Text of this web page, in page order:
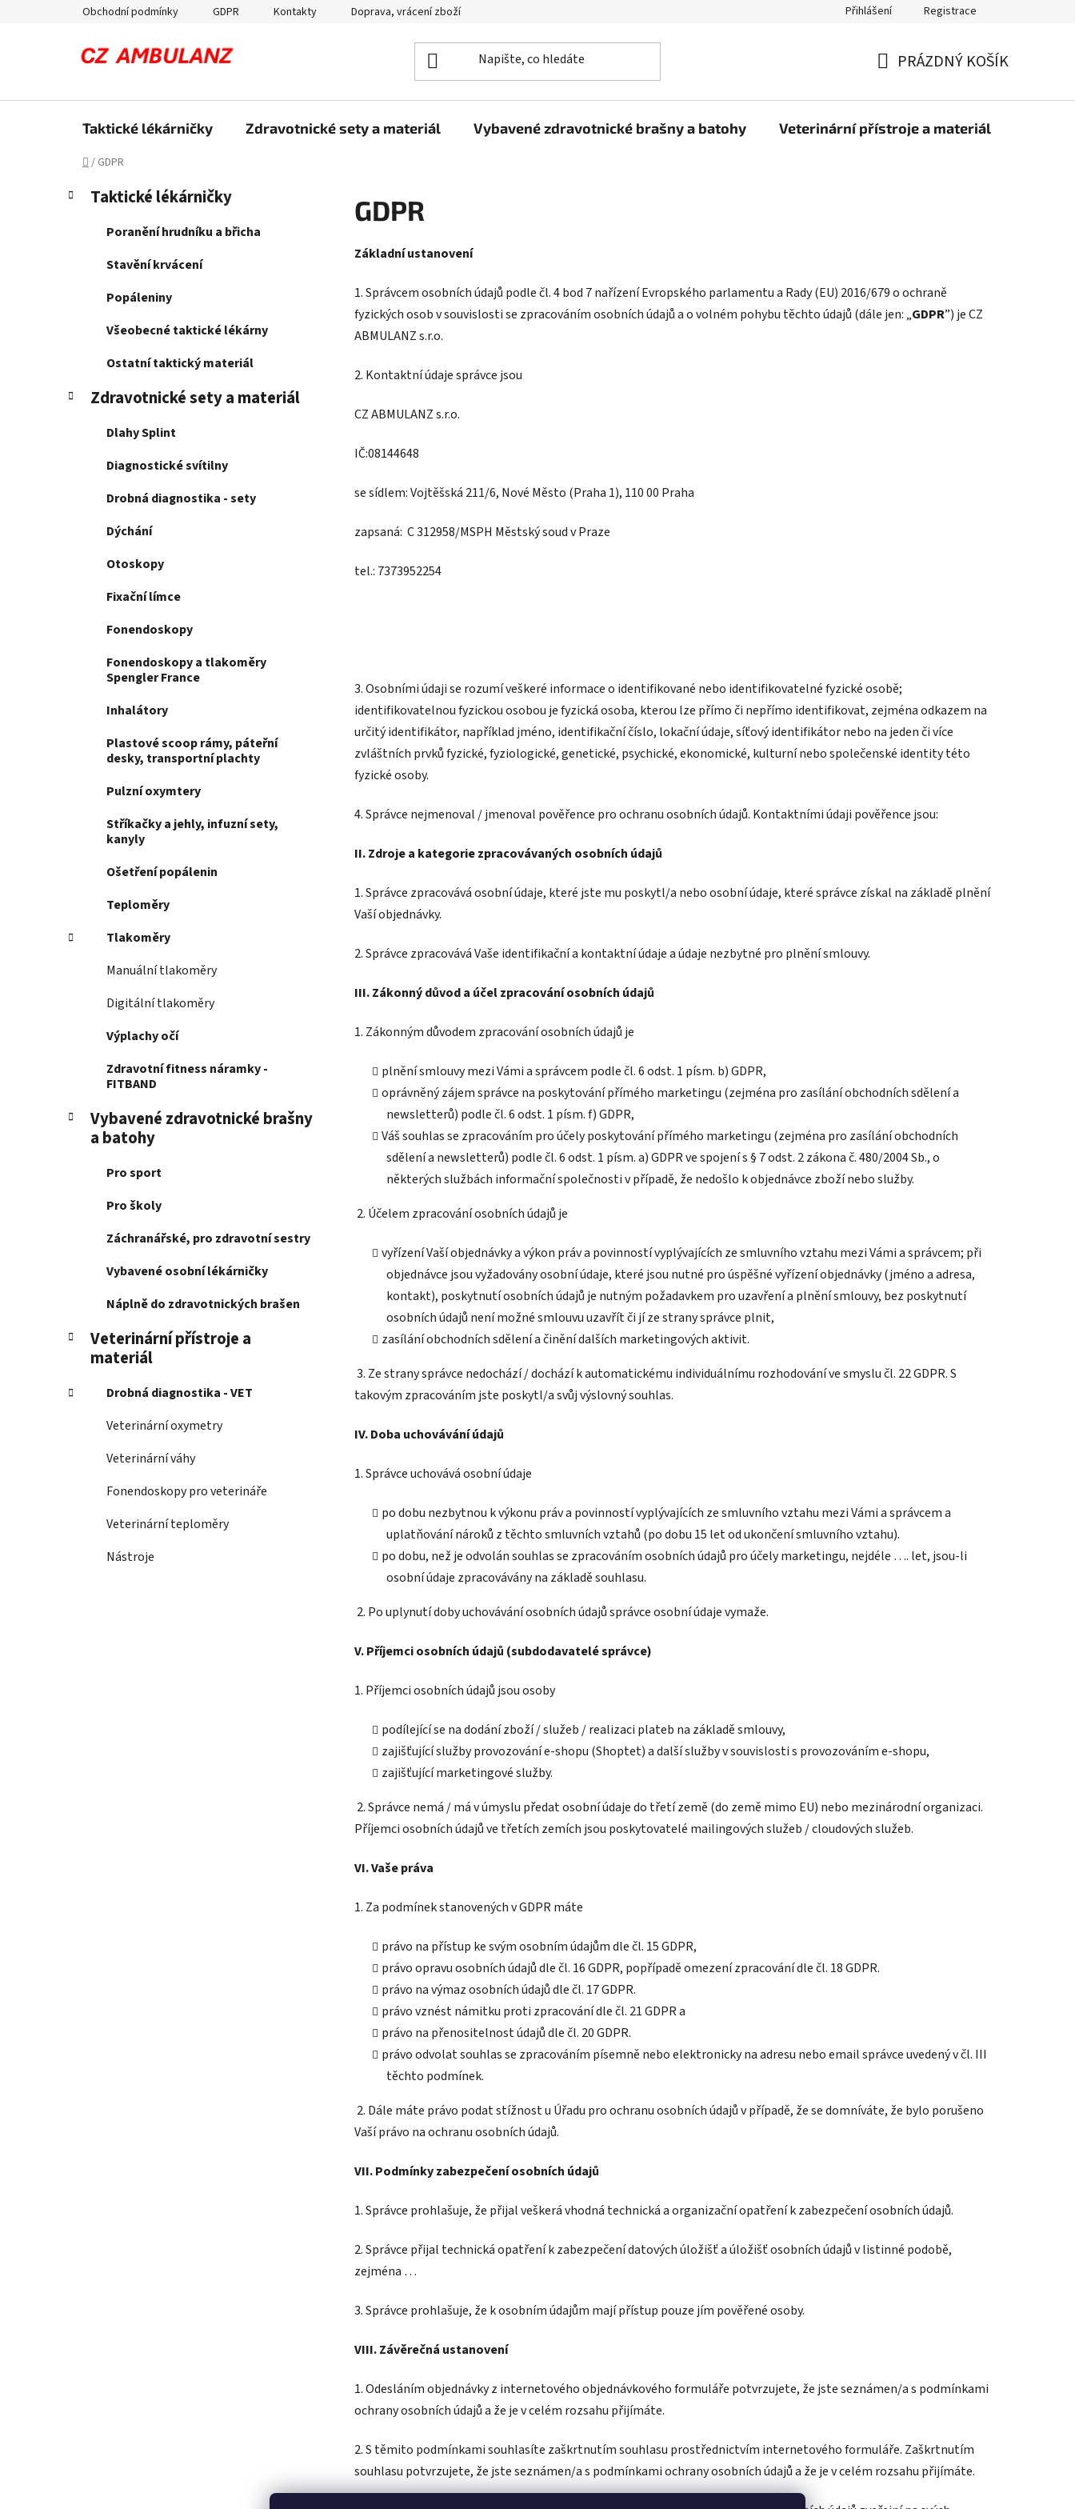
Obchodní podmínky GDPR Kontakty Doprava, vrácení zboží Přihlášení Registrace
KOŠÍK
PRÁZDNÝ KOŠÍK
Taktické lékárničky Zdravotnické sety a materiál Vybavené zdravotnické brašny a batohy Veterinární přístroje a materiál
Domů
/ GDPR
P
a
Přeskočit
kategorie
K
a
Taktické lékárničky
Poranění hrudníku a břicha
Stavění krvácení
Popáleniny
Všeobecné taktické lékárny
Ostatní taktický materiál
Zdravotnické sety a materiál
Dlahy Splint
Diagnostické svítilny
Drobná diagnostika - sety
Dýchání
Otoskopy
Fixační límce
Fonendoskopy
Fonendoskopy a tlakoměry
Spengler France
Inhalátory
Plastové scoop rámy, páteřní
desky, transportní plachty
Pulzní oxymtery
Stříkačky a jehly, infuzní sety,
kanyly
Ošetření popálenin
Teploměry
Tlakoměry
Manuální tlakoměry
Digitální tlakoměry
Výplachy očí
Zdravotní fitness náramky -
FITBAND
Vybavené zdravotnické brašny
a batohy
Pro sport
Pro školy
Záchranářské, pro zdravotní sestry
Vybavené osobní lékárničky
Náplně do zdravotnických brašen
Veterinární přístroje a
materiál
Drobná diagnostika - VET
Veterinární oxymetry
Veterinární váhy
Fonendoskopy pro veterináře
Veterinární teploměry
Nástroje
GDPR
Základní ustanovení
1. Správcem osobních údajů podle čl. 4 bod 7 nařízení Evropského parlamentu a Rady (EU) 2016/679 o ochraně
fyzických osob v souvislosti se zpracováním osobních údajů a o volném pohybu těchto údajů (dále jen: „GDPR”) je CZ
ABMULANZ s.r.o.
2. Kontaktní údaje správce jsou
CZ ABMULANZ s.r.o.
IČ:08144648
se sídlem: Vojtěšská 211/6, Nové Město (Praha 1), 110 00 Praha
zapsaná: C 312958/MSPH Městský soud v Praze
tel.: 7373952254
3. Osobními údaji se rozumí veškeré informace o identifikované nebo identifikovatelné fyzické osobě;
identifikovatelnou fyzickou osobou je fyzická osoba, kterou lze přímo či nepřímo identifikovat, zejména odkazem na
určitý identifikátor, například jméno, identifikační číslo, lokační údaje, síťový identifikátor nebo na jeden či více
zvláštních prvků fyzické, fyziologické, genetické, psychické, ekonomické, kulturní nebo společenské identity této
fyzické osoby.
4. Správce nejmenoval / jmenoval pověřence pro ochranu osobních údajů. Kontaktními údaji pověřence jsou:
II.Zdroje a kategorie zpracovávaných osobních údajů
1. Správce zpracovává osobní údaje, které jste mu poskytl/a nebo osobní údaje, které správce získal na základě plnění
Vaší objednávky.
2. Správce zpracovává Vaše identifikační a kontaktní údaje a údaje nezbytné pro plnění smlouvy.
III.Zákonný důvod a účel zpracování osobních údajů
1. Zákonným důvodem zpracování osobních údajů je
plnění smlouvy mezi Vámi a správcem podle čl. 6 odst. 1 písm. b) GDPR,
oprávněný zájem správce na poskytování přímého marketingu (zejména pro zasílání obchodních sdělení a
newsletterů) podle čl. 6 odst. 1 písm. f) GDPR,
Váš souhlas se zpracováním pro účely poskytování přímého marketingu (zejména pro zasílání obchodních
sdělení a newsletterů) podle čl. 6 odst. 1 písm. a) GDPR ve spojení s § 7 odst. 2 zákona č. 480/2004 Sb., o
některých službách informační společnosti v případě, že nedošlo k objednávce zboží nebo služby.
2. Účelem zpracování osobních údajů je
vyřízení Vaší objednávky a výkon práv a povinností vyplývajících ze smluvního vztahu mezi Vámi a správcem; při
objednávce jsou vyžadovány osobní údaje, které jsou nutné pro úspěšné vyřízení objednávky (jméno a adresa,
kontakt), poskytnutí osobních údajů je nutným požadavkem pro uzavření a plnění smlouvy, bez poskytnutí
osobních údajů není možné smlouvu uzavřít či jí ze strany správce plnit,
zasílání obchodních sdělení a činění dalších marketingových aktivit.
3. Ze strany správce nedochází / dochází k automatickému individuálnímu rozhodování ve smyslu čl. 22 GDPR. S
takovým zpracováním jste poskytl/a svůj výslovný souhlas.
IV.Doba uchovávání údajů
1. Správce uchovává osobní údaje
po dobu nezbytnou k výkonu práv a povinností vyplývajících ze smluvního vztahu mezi Vámi a správcem a
uplatňování nároků z těchto smluvních vztahů (po dobu 15 let od ukončení smluvního vztahu).
po dobu, než je odvolán souhlas se zpracováním osobních údajů pro účely marketingu, nejdéle …. let, jsou-li
osobní údaje zpracovávány na základě souhlasu.
2. Po uplynutí doby uchovávání osobních údajů správce osobní údaje vymaže.
V.Příjemci osobních údajů (subdodavatelé správce)
1. Příjemci osobních údajů jsou osoby
podílející se na dodání zboží / služeb / realizaci plateb na základě smlouvy,
zajišťující služby provozování e-shopu (Shoptet) a další služby v souvislosti s provozováním e-shopu,
zajišťující marketingové služby.
2. Správce nemá / má v úmyslu předat osobní údaje do třetí země (do země mimo EU) nebo mezinárodní organizaci.
Příjemci osobních údajů ve třetích zemích jsou poskytovatelé mailingových služeb / cloudových služeb.
VI.Vaše práva
1. Za podmínek stanovených v GDPR máte
právo na přístup ke svým osobním údajům dle čl. 15 GDPR,
právo opravu osobních údajů dle čl. 16 GDPR, popřípadě omezení zpracování dle čl. 18 GDPR.
právo na výmaz osobních údajů dle čl. 17 GDPR.
právo vznést námitku proti zpracování dle čl. 21 GDPR a
právo na přenositelnost údajů dle čl. 20 GDPR.
právo odvolat souhlas se zpracováním písemně nebo elektronicky na adresu nebo email správce uvedený v čl. III
těchto podmínek.
2. Dále máte právo podat stížnost u Úřadu pro ochranu osobních údajů v případě, že se domníváte, že bylo porušeno
Vaší právo na ochranu osobních údajů.
VII.Podmínky zabezpečení osobních údajů
1. Správce prohlašuje, že přijal veškerá vhodná technická a organizační opatření k zabezpečení osobních údajů.
2. Správce přijal technická opatření k zabezpečení datových úložišť a úložišť osobních údajů v listinné podobě,
zejména …
3. Správce prohlašuje, že k osobním údajům mají přístup pouze jím pověřené osoby.
VIII.Závěrečná ustanovení
1. Odesláním objednávky z internetového objednávkového formuláře potvrzujete, že jste seznámen/a s podmínkami
ochrany osobních údajů a že je v celém rozsahu přijímáte.
2. S těmito podmínkami souhlasíte zaškrtnutím souhlasu prostřednictvím internetového formuláře. Zaškrtnutím
souhlasu potvrzujete, že jste seznámen/a s podmínkami ochrany osobních údajů a že je v celém rozsahu přijímáte.